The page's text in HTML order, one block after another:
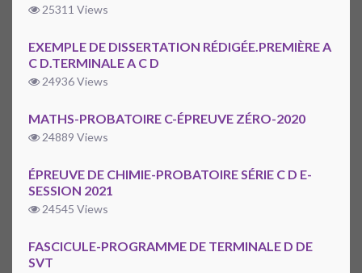
25311 Views
EXEMPLE DE DISSERTATION RÉDIGÉE.PREMIÈRE A
C D.TERMINALE A C D
24936 Views
MATHS-PROBATOIRE C-ÉPREUVE ZÉRO-2020
24889 Views
ÉPREUVE DE CHIMIE-PROBATOIRE SÉRIE C D E-
SESSION 2021
24545 Views
FASCICULE-PROGRAMME DE TERMINALE D DE
SVT